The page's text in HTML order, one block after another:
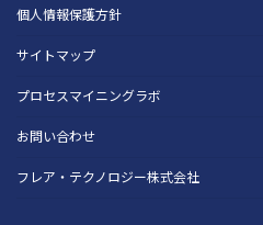
個人情報保護方針
サイトマップ
プロセスマイニングラボ
お問い合わせ
フレア・テクノロジー株式会社